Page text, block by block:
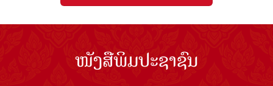
ໜັງສືພິມປະຊາຊົນ